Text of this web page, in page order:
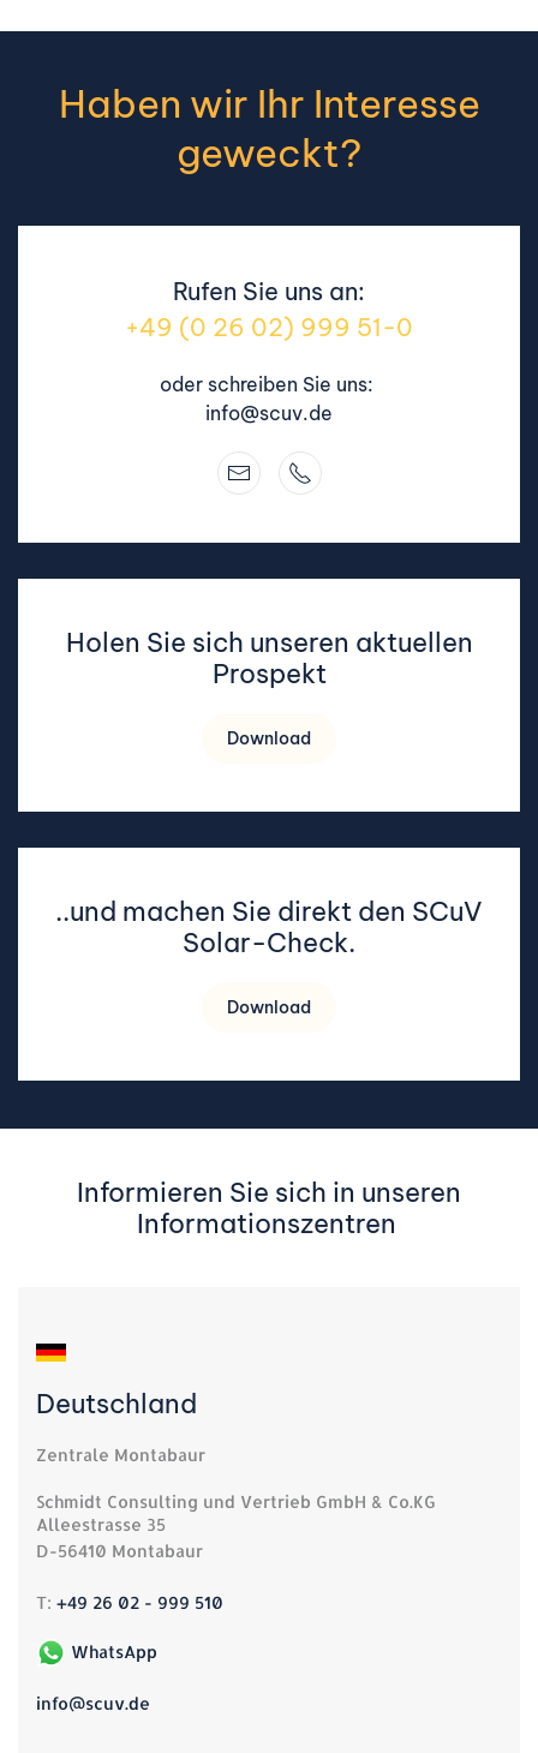
Haben wir Ihr Interesse
geweckt?
Rufen Sie uns an:
+49 (0 26 02) 999 51-0
oder schreiben Sie uns:
info@scuv.de
Holen Sie sich unseren aktuellen
Prospekt
Download
..und machen Sie direkt den SCuV
Solar-Check.
Download
Informieren Sie sich in unseren
Informationszentren
Deutschland
Zentrale Montabaur
Schmidt Consulting und Vertrieb GmbH & Co.KG
Alleestrasse 35
D-56410 Montabaur
T: +49 26 02 - 999 510
WhatsApp
info@scuv.de